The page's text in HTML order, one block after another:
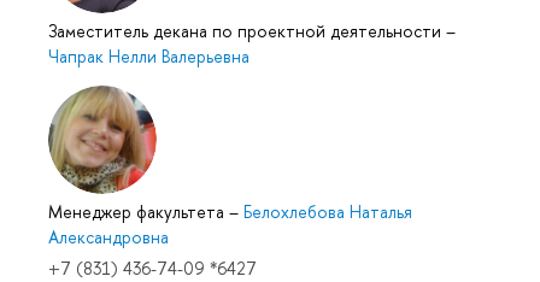
Заместитель декана по проектной деятельности –
Чапрак Нелли Валерьевна
Менеджер факультета – Белохлебова Наталья
Александровна
+7 (831) 436-74-09 *6427